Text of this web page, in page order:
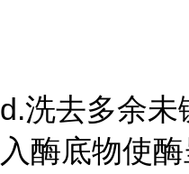
d.洗去多余未
入酶底物使